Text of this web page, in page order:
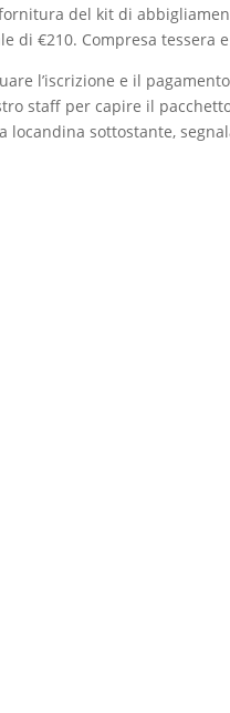
del kit di
di €210. Compresa tessera
l’iscrizione e il
staff per capire il
sottostante,